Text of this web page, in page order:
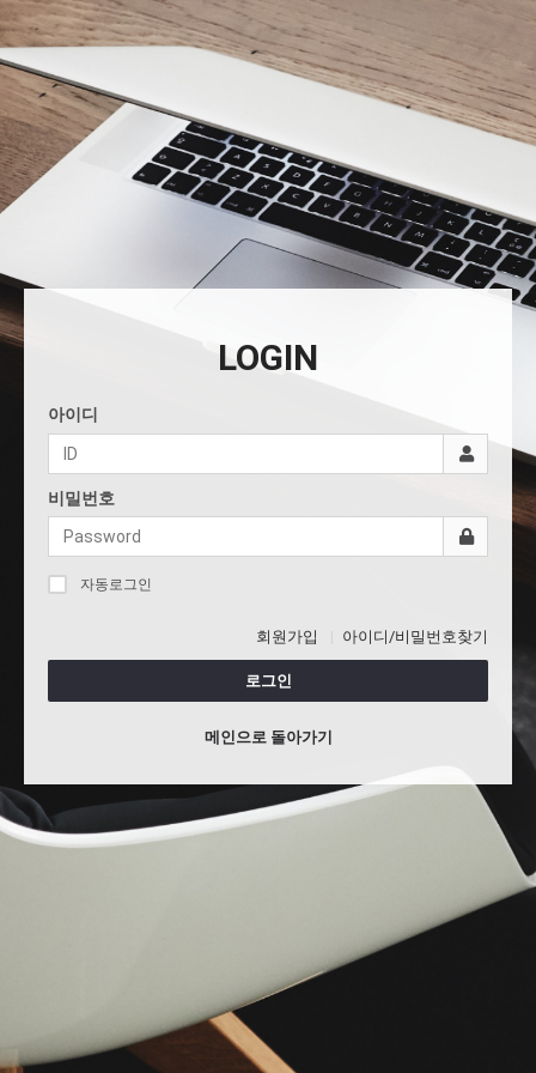
LOGIN
아이디
비밀번호
자동로그인
회원가입 아이디/비밀번호찾기
로그인
메인으로 돌아가기